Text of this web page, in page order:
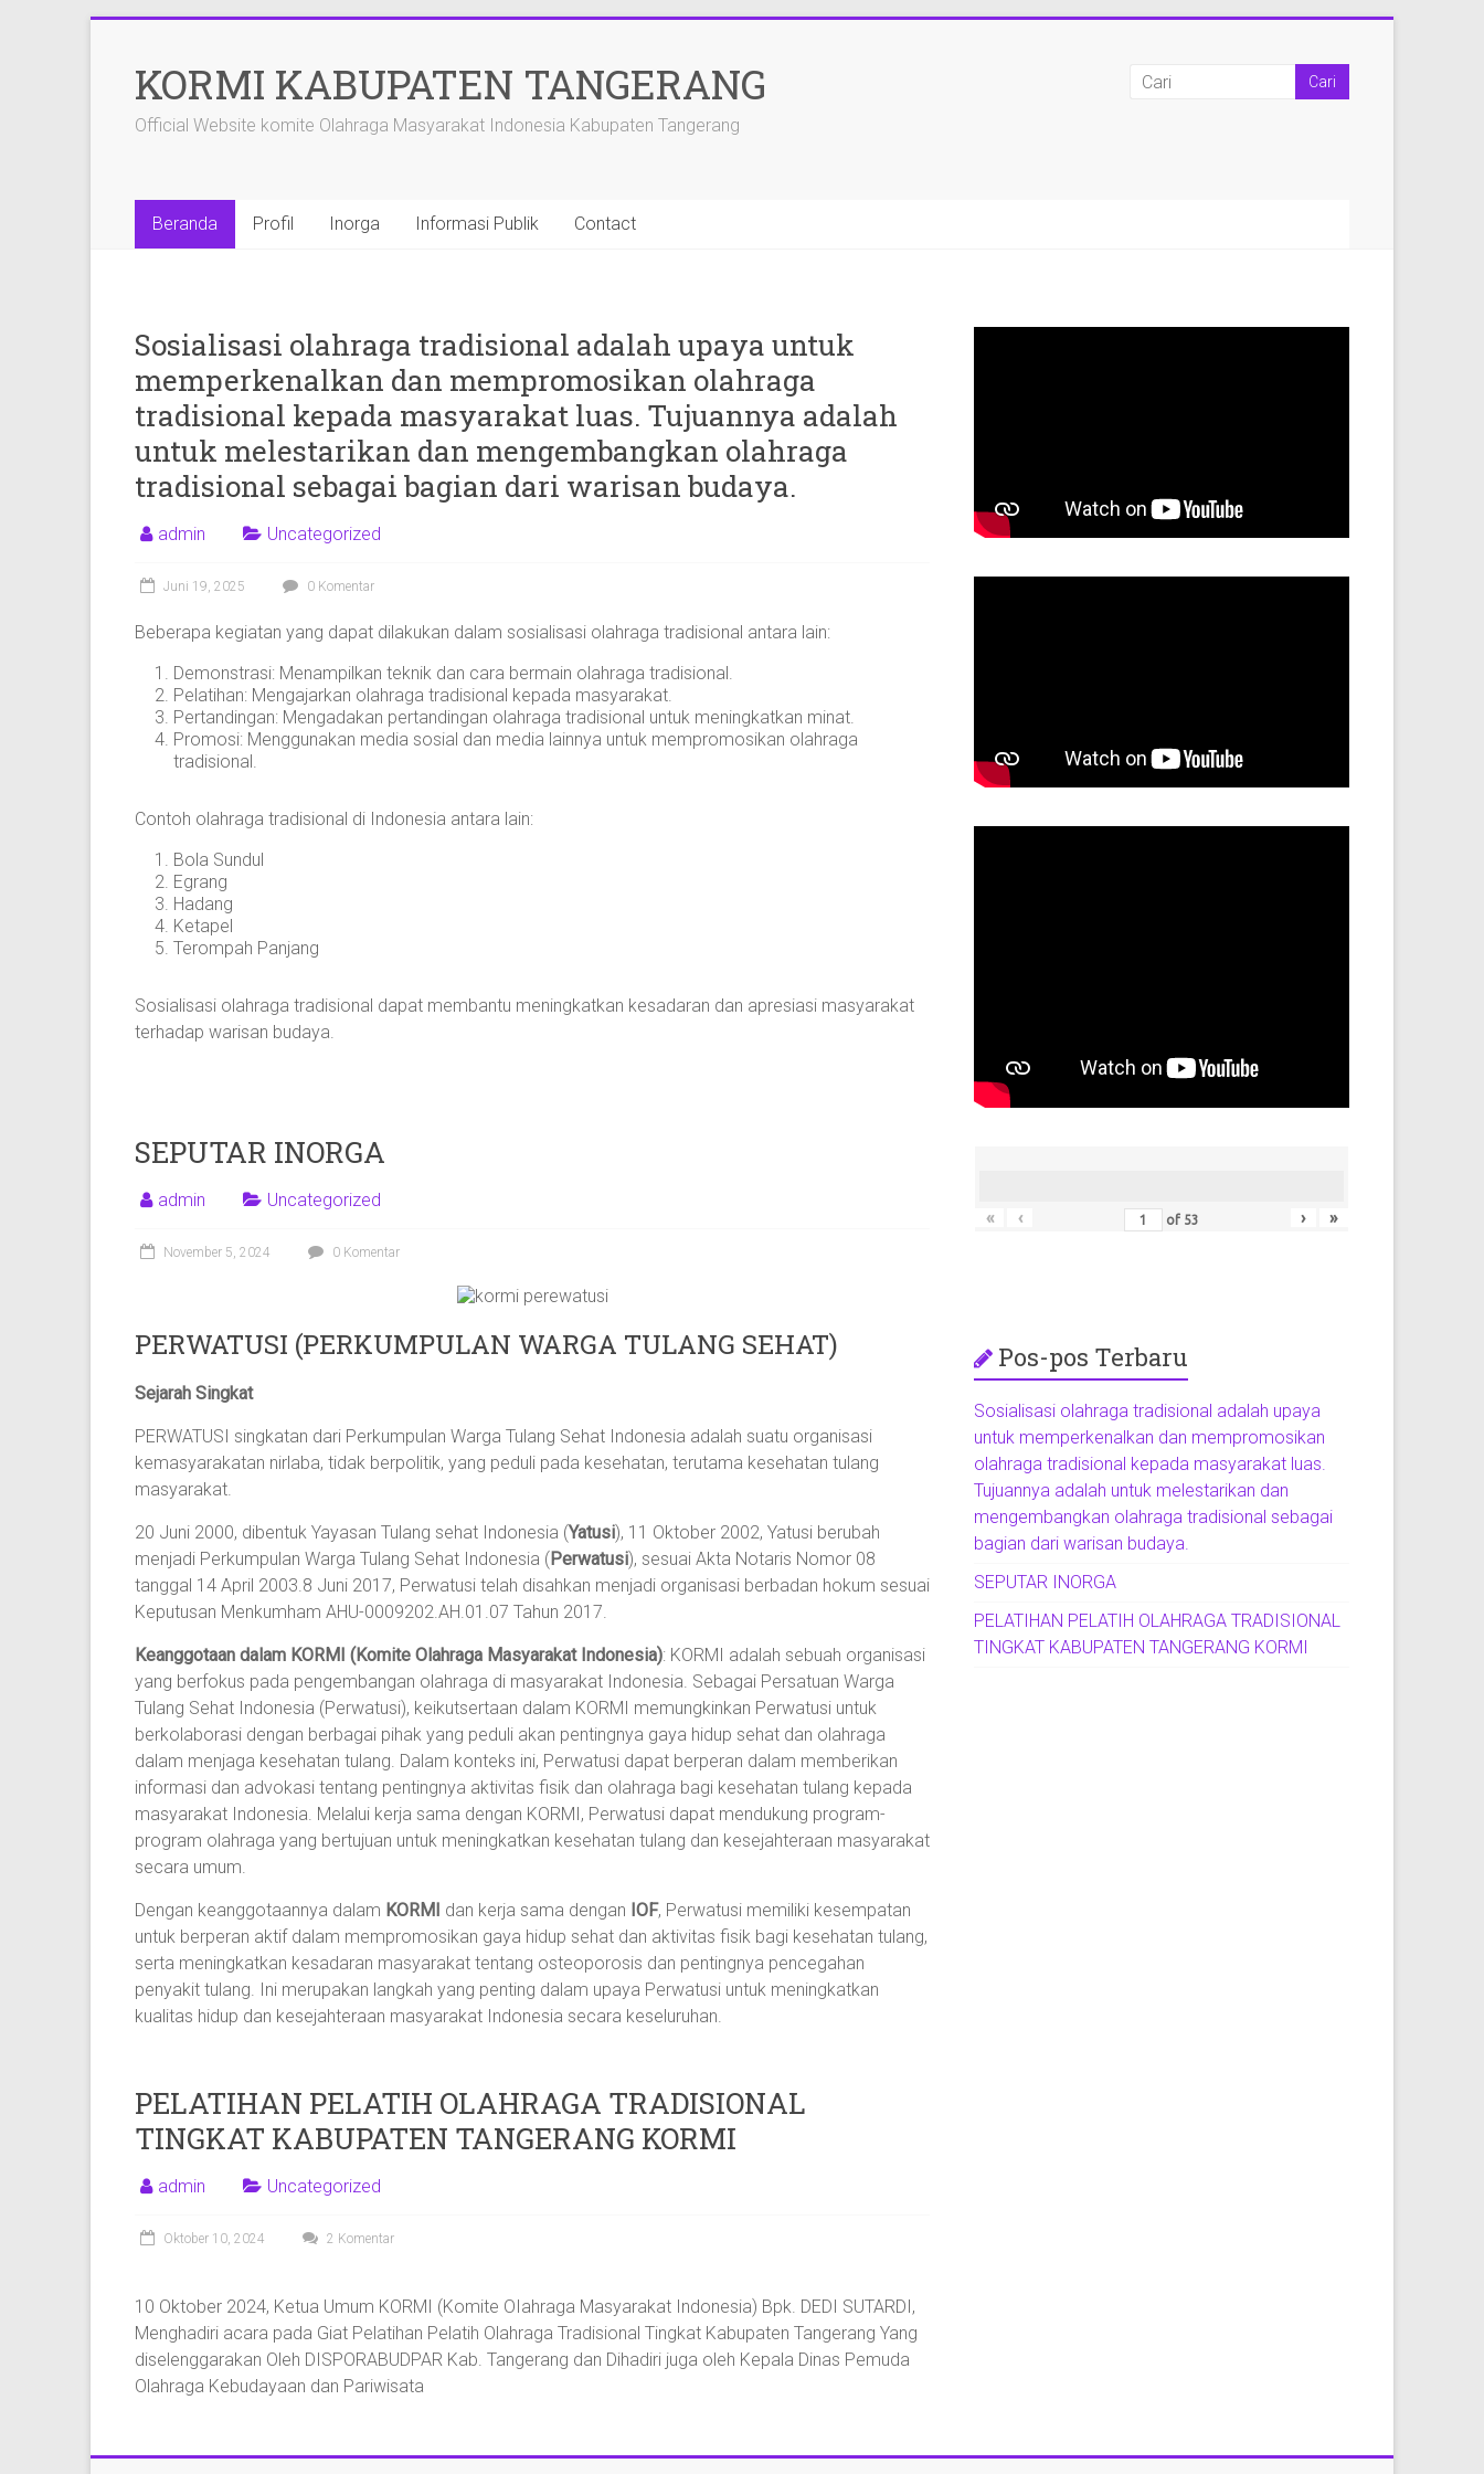
contentKORMI KABUPATEN TANGERANG
Official Website komite Olahraga Masyarakat Indonesia Kabupaten Tangerang
Beranda Profil Inorga Informasi Publik Contact
Sosialisasi olahraga tradisional adalah upaya untuk
memperkenalkan dan mempromosikan olahraga
tradisional kepada masyarakat luas. Tujuannya adalah
untuk melestarikan dan mengembangkan olahraga
tradisional sebagai bagian dari warisan budaya.
admin Uncategorized
Juni 19, 2025 0 Komentar
Beberapa kegiatan yang dapat dilakukan dalam sosialisasi olahraga tradisional antara lain:
Demonstrasi: Menampilkan teknik dan cara bermain olahraga tradisional.
Pelatihan: Mengajarkan olahraga tradisional kepada masyarakat.
Pertandingan: Mengadakan pertandingan olahraga tradisional untuk meningkatkan minat.
Promosi: Menggunakan media sosial dan media lainnya untuk mempromosikan olahraga
tradisional.
Contoh olahraga tradisional di Indonesia antara lain:
Bola Sundul
Egrang
Hadang
Ketapel
Terompah Panjang
Sosialisasi olahraga tradisional dapat membantu meningkatkan kesadaran dan apresiasi masyarakat
terhadap warisan budaya.
SEPUTAR INORGA
admin Uncategorized
November 5, 2024 0 Komentar
PERWATUSI (PERKUMPULAN WARGA TULANG SEHAT)
Sejarah Singkat
PERWATUSI singkatan dari Perkumpulan Warga Tulang Sehat Indonesia adalah suatu organisasi
kemasyarakatan nirlaba, tidak berpolitik, yang peduli pada kesehatan, terutama kesehatan tulang
masyarakat.
20 Juni 2000, dibentuk Yayasan Tulang sehat Indonesia (Yatusi), 11 Oktober 2002, Yatusi berubah
menjadi Perkumpulan Warga Tulang Sehat Indonesia (Perwatusi), sesuai Akta Notaris Nomor 08
tanggal 14 April 2003.8 Juni 2017, Perwatusi telah disahkan menjadi organisasi berbadan hokum sesuai
Keputusan Menkumham AHU-0009202.AH.01.07 Tahun 2017.
Keanggotaan dalam KORMI (Komite Olahraga Masyarakat Indonesia): KORMI adalah sebuah organisasi
yang berfokus pada pengembangan olahraga di masyarakat Indonesia. Sebagai Persatuan Warga
Tulang Sehat Indonesia (Perwatusi), keikutsertaan dalam KORMI memungkinkan Perwatusi untuk
berkolaborasi dengan berbagai pihak yang peduli akan pentingnya gaya hidup sehat dan olahraga
dalam menjaga kesehatan tulang. Dalam konteks ini, Perwatusi dapat berperan dalam memberikan
informasi dan advokasi tentang pentingnya aktivitas fisik dan olahraga bagi kesehatan tulang kepada
masyarakat Indonesia. Melalui kerja sama dengan KORMI, Perwatusi dapat mendukung program-
program olahraga yang bertujuan untuk meningkatkan kesehatan tulang dan kesejahteraan masyarakat
secara umum.
Dengan keanggotaannya dalam KORMI dan kerja sama dengan IOF, Perwatusi memiliki kesempatan
untuk berperan aktif dalam mempromosikan gaya hidup sehat dan aktivitas fisik bagi kesehatan tulang,
serta meningkatkan kesadaran masyarakat tentang osteoporosis dan pentingnya pencegahan
penyakit tulang. Ini merupakan langkah yang penting dalam upaya Perwatusi untuk meningkatkan
kualitas hidup dan kesejahteraan masyarakat Indonesia secara keseluruhan.
PELATIHAN PELATIH OLAHRAGA TRADISIONAL
TINGKAT KABUPATEN TANGERANG KORMI
admin Uncategorized
Oktober 10, 2024 2 Komentar
10 Oktober 2024, Ketua Umum KORMI (Komite OIahraga Masyarakat Indonesia) Bpk. DEDI SUTARDI,
Menghadiri acara pada Giat Pelatihan Pelatih Olahraga Tradisional Tingkat Kabupaten Tangerang Yang
diselenggarakan Oleh DISPORABUDPAR Kab. Tangerang dan Dihadiri juga oleh Kepala Dinas Pemuda
Olahraga Kebudayaan dan Pariwisata
« ‹ of 53 › »
Pos-pos Terbaru
Sosialisasi olahraga tradisional adalah upaya
untuk memperkenalkan dan mempromosikan
olahraga tradisional kepada masyarakat luas.
Tujuannya adalah untuk melestarikan dan
mengembangkan olahraga tradisional sebagai
bagian dari warisan budaya.
SEPUTAR INORGA
PELATIHAN PELATIH OLAHRAGA TRADISIONAL
TINGKAT KABUPATEN TANGERANG KORMI